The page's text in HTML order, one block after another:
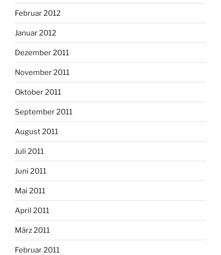
Februar 2012
Januar 2012
Dezember 2011
November 2011
Oktober 2011
September 2011
August 2011
Juli 2011
Juni 2011
Mai 2011
April 2011
März 2011
Februar 2011